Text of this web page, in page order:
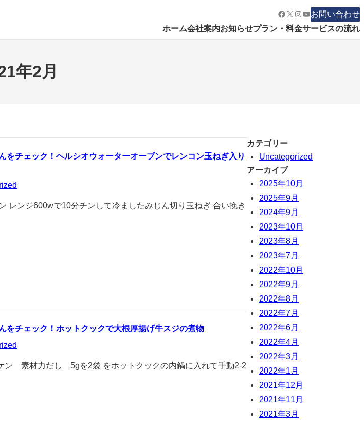
Facebook
X Instagram
YouTube
お問い合わせ
ホーム会社案内お知らせプラン・料金サービスの流れ
年2月
をチェック！ヘルシオウォーターオーブンでレンコン玉ねぎ入り
レンジ600wで10分チンして冷ましたみじん切り玉ねぎ 合い挽き
をチェック！ホットクックで大根厚揚げ牛スジの煮物
ン 素材力だし 5gを2袋 をホットクックの内鍋に入れて手動2-2
カテゴリー
Uncategorized
アーカイブ
2025年10月
2025年9月
2024年9月
2023年10月
2023年8月
2023年7月
2022年10月
2022年9月
2022年8月
2022年7月
2022年6月
2022年4月
2022年3月
2022年1月
2021年12月
2021年11月
2021年3月